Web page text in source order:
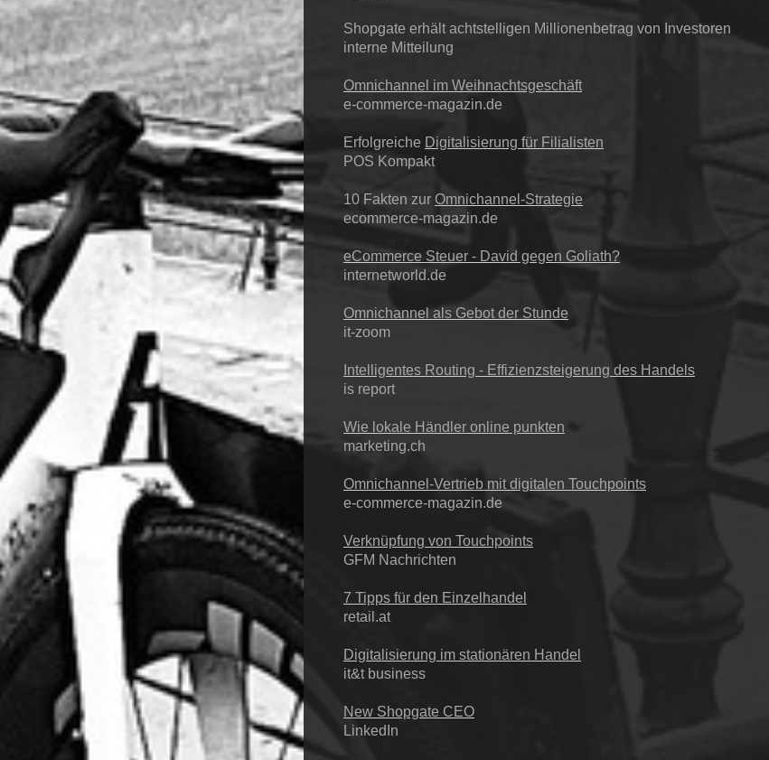
Shopgate erhält achtstelligen Millionenbetrag von Investoren
interne Mitteilung
Omnichannel im Weihnachtsgeschäft
e-commerce-magazin.de
Erfolgreiche Digitalisierung für Filialisten
POS Kompakt
10 Fakten zur Omnichannel-Strategie
ecommerce-magazin.de
eCommerce Steuer - David gegen Goliath?
internetworld.de
Omnichannel als Gebot der Stunde
it-zoom
Intelligentes Routing - Effizienzsteigerung des Handels
is report
Wie lokale Händler online punkten
marketing.ch
Omnichannel-Vertrieb mit digitalen Touchpoints
e-commerce-magazin.de
Verknüpfung von Touchpoints
GFM Nachrichten
7 Tipps für den Einzelhandel
retail.at
Digitalisierung im stationären Handel
it&t business
New Shopgate CEO
LinkedIn